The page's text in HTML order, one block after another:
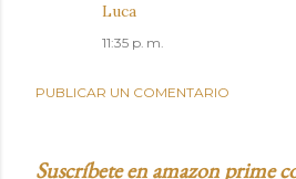
Luca
11:35 p. m.
PUBLICAR UN COMENTARIO
Suscríbete en amazon prime